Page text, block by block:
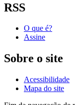
RSS
O que é?
Assine
Sobre o site
Acessibilidade
Mapa do site